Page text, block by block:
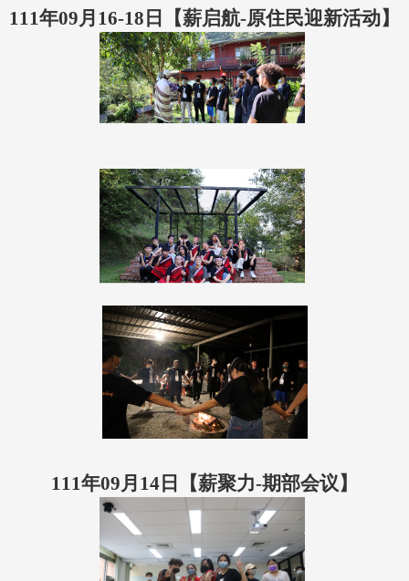
111年09月16-18日【薪启航-原住民迎新活动】
111年09月14日【薪聚力-期部会议】